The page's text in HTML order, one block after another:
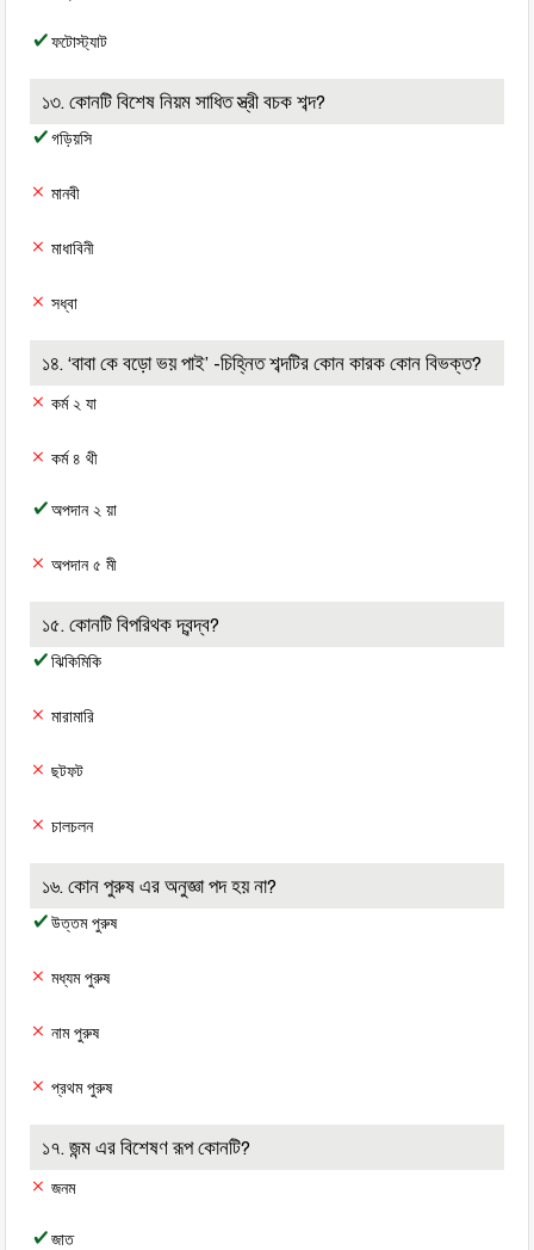
ফটোস্ট্যাট
১৩. কোনটি বিশেষ নিয়ম সাধিত স্ত্রী বচক শব্দ?
গড়িয়সি
মানবী
মাধাবিনী
সধ্বা
১৪. ‘বাবা কে বড়ো ভয় পাই’ -চিহ্নিত শব্দটির কোন কারক কোন বিভক্ত?
কর্ম ২ যা
কর্ম ৪ থী
অপদান ২ য়া
অপদান ৫ মী
১৫. কোনটি বিপরিথক দ্বন্দ্ব?
ঝিকিমিকি
মারামারি
ছটফট
চালচলন
১৬. কোন পুরুষ এর অনুজ্ঞা পদ হয় না?
উত্তম পুরুষ
মধ্যম পুরুষ
নাম পুরুষ
প্রথম পুরুষ
১৭. জন্ম এর বিশেষণ রূপ কোনটি?
জনম
জাত